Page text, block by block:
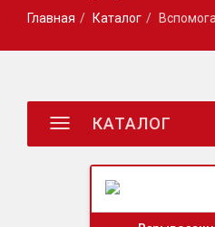
Главная Каталог
КАТАЛОГ